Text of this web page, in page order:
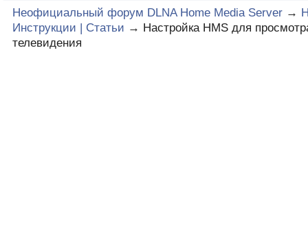
Неофициальный форум DLNA Home Media Server →
Инструкции | Статьи → Настройка HMS для
телевидения